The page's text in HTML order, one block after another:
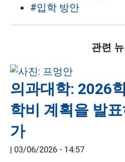
#입학 방안
관련
의과대학: 2026
학비 계획을 발
가
| 03/06/2026 - 14:57